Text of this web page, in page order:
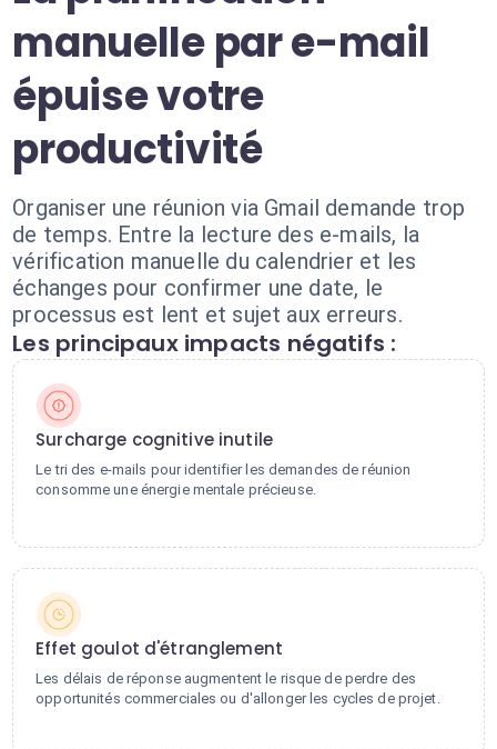
manuelle par e-mail
épuise votre
productivité
Organiser une réunion via Gmail demande trop
de temps. Entre la lecture des e-mails, la
vérification manuelle du calendrier et les
échanges pour confirmer une date, le
processus est lent et sujet aux erreurs.
Les principaux impacts négatifs :
Surcharge cognitive inutile
Le tri des e-mails pour identifier les demandes de réunion
consomme une énergie mentale précieuse.
Effet goulot d'étranglement
Les délais de réponse augmentent le risque de perdre des
opportunités commerciales ou d'allonger les cycles de projet.